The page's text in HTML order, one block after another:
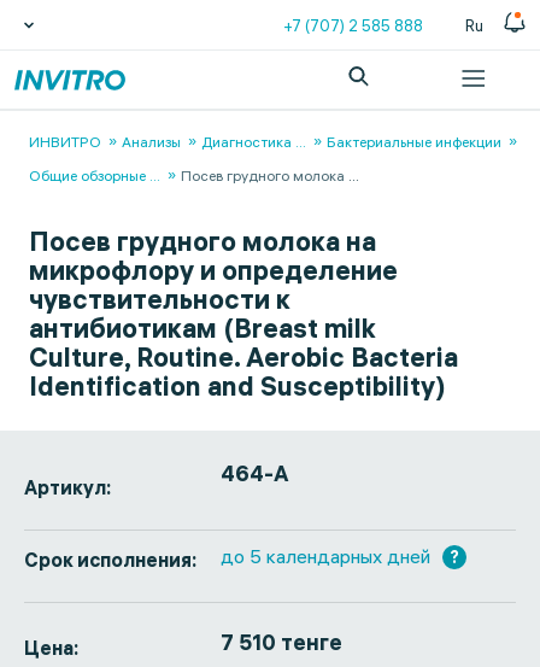
+7 (707) 2 585 888 Ru
ИНВИТРО Анализы Диагностика ...
Бактериальные инфекции
Общие обзорные ... Посев грудного молока ...
Посев грудного молока на
микрофлору и определение
чувствительности к
антибиотикам (Breast milk
Culture, Routine. Aerobic Bacteria
Identification and Susceptibility)
Артикул: 464-А
Срок исполнения: до 5 календарных дней ?
Цена: 7 510 тенге